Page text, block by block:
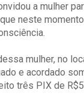
a mulher
neste
mulher, no
e acordado
três PIX de